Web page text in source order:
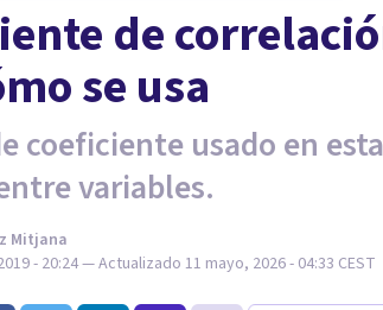
de
se usa
coeficiente usado en
variables.
Mitjana
- 20:24— Actualizado 11 mayo, 2026 - 04:33 CEST